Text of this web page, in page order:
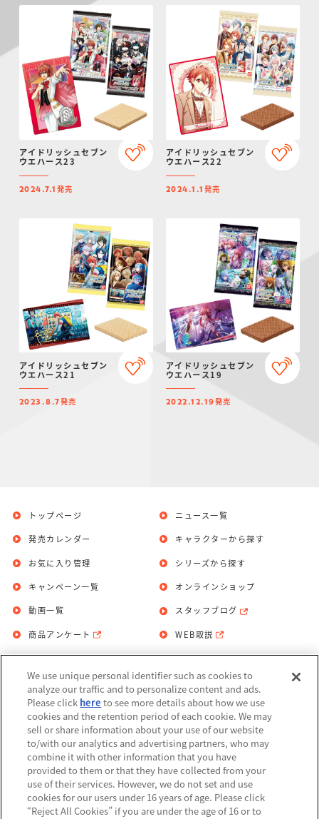
アイドリッシュセブン
ウエハース23
2024.7.1 発売
アイドリッシュセブン
ウエハース22
2024.1.1 発売
アイドリッシュセブン
ウエハース21
2023.8.7発売
アイドリッシュセブン
ウエハース19
2022.12.19発売
トップページ
発売カレンダー
お気に入り管理
ニュース一覧
キャラクターから探す
シリーズから探す
キャンペーン一覧
動画一覧
商品アンケート
オンラインショップ
スタッフブログ
WEB取説
お問い合わせ 個人情報保護方針
利用規約
Do Not Sell or Share My Personal
Information
アレルギー情報
We use unique personal identifier such as cookies to
analyze our traffic and to personalize content and ads.
Please click here to see more details about how we use
cookies and the retention period of each cookie. We may
sell or share information about your use of our website
to/with our analytics and advertising partners, who may
combine it with other information that you have
provided to them or that they have collected from your
use of their services. However, we do not set and use
cookies for our users under 16 years of age. Please click
“Reject All Cookies” if you are under the age of 16 or to